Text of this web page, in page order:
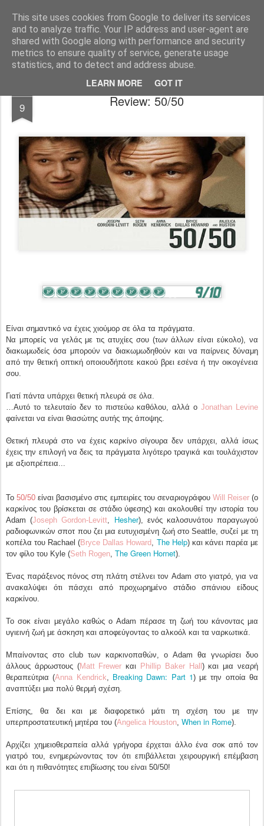
This site uses cookies from Google to deliver its services
and to analyze traffic. Your IP address and user-agent are
shared with Google along with performance and security
metrics to ensure quality of service, generate usage
statistics, and to detect and address abuse.
LEARN MORE GOT IT
FilmBoy
9 Review: 50/50
Είναι σημαντικό να έχεις χιούμορ σε όλα τα πράγματα.
Να μπορείς να γελάς με τις ατυχίες σου (των άλλων είναι εύκολο), να
διακωμωδείς όσα μπορούν να διακωμωδηθούν και να παίρνεις δύναμη
από την θετική οπτική οποιουδήποτε κακού βρει εσένα ή την οικογένεια
σου.
Γιατί πάντα υπάρχει θετική πλευρά σε όλα.
…Αυτό το τελευταίο δεν το πιστεύω καθόλου, αλλά οJonathan Levine
φαίνεται να είναι θιασώτης αυτής της άποψης.
Θετική πλευρά στο να έχεις καρκίνο σίγουρα δεν υπάρχει, αλλά ίσως
έχεις την επιλογή να δεις τα πράγματα λιγότερο τραγικά και τουλάχιστον
με αξιοπρέπεια...
Το50/50 είναι βασισμένο στις εμπειρίες του σεναριογράφου Will Reiser(ο
καρκίνος του βρίσκεται σε στάδιο ύφεσης) και ακολουθεί την ιστορία του
Adam (Joseph Gordon-Levitt Hesher), ενός καλοσυνάτου παραγωγού
ραδιοφωνικών σποτ που ζει μια ευτυχισμένη ζωή στο Seattle, συζεί με τη
κοπέλα του Rachael (Bryce Dallas Howard The Help) και κάνει παρέα με
τον φίλο του Kyle (Seth Rogen The Green Hornet).
Ένας παράξενος πόνος στη πλάτη στέλνει τον Adam στο γιατρό, για να
ανακαλύψει ότι πάσχει από προχωρημένο στάδιο σπάνιου είδους
καρκίνου.
Το σοκ είναι μεγάλο καθώς ο Adam πέρασε τη ζωή του κάνοντας μια
υγιεινή ζωή με άσκηση και αποφεύγοντας το αλκοόλ και τα ναρκωτικά.
Μπαίνοντας στο club των καρκινοπαθών, ο Adam θα γνωρίσει δυο
άλλους άρρωστους (Matt Frewer και Phillip Baker Hall ) και μια νεαρή
θεραπεύτρια (Anna Kendrick Breaking Dawn: Part 1) με την οποία θα
αναπτύξει μια πολύ θερμή σχέση.
Επίσης, θα δει και με διαφορετικό μάτι τη σχέση του με την
υπερπροστατευτική μητέρα του (Angelica Houston When in Rome).
Αρχίζει χημειοθεραπεία αλλά γρήγορα έρχεται άλλο ένα σοκ από τον
γιατρό του, ενημερώνοντας τον ότι επιβάλλεται χειρουργική επέμβαση
και ότι η πιθανότητες επιβίωσης του είναι 50/50!